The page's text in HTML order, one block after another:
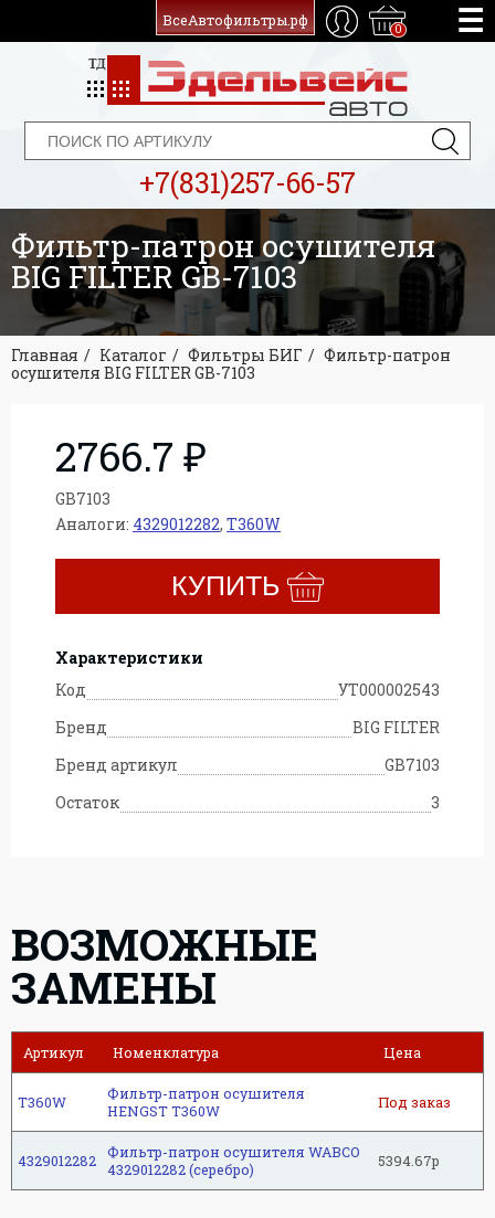
ВсеАвтофильтры.рф
0
+7(831)257-66-57
Фильтр-патрон осушителя
BIG FILTER GB-7103
Главная Каталог Фильтры БИГ
Фильтр-патрон
осушителя BIG FILTER GB-7103
2766.7 ₽
GB7103
Аналоги: 4329012282, T360W
КУПИТЬ
Характеристики
Код
УТ000002543
Бренд
BIG FILTER
Бренд артикул
GB7103
Остаток
3
ВОЗМОЖНЫЕ
ЗАМЕНЫ
Артикул Номенклатура Цена
T360W
Фильтр-патрон осушителя
HENGST T360W
Под заказ
4329012282
Фильтр-патрон осушителя WABCO
4329012282 (серебро)
5394.67р